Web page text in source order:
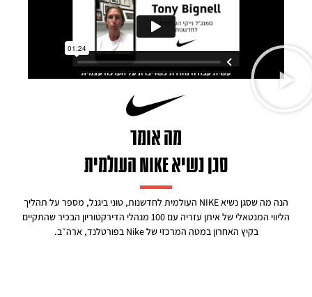
מה אומר
סגן נשיא NIKE העולמית
הנה מה שסגן נשיא NIKE העולמית לחדשנות, טוני ביגנל, מספר על תהליך
הליווי המנטאלי של איתן עזריה עם 100 מנהלי הדירקטוריון הבכיר שהתקיים
בקיץ האחרון במטה המרכזי של Nike בפורטלנד, ארה״ב.